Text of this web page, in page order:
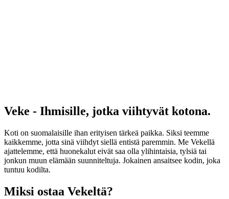
Veke - Ihmisille, jotka viihtyvät kotona.
Koti on suomalaisille ihan erityisen tärkeä paikka. Siksi teemme
kaikkemme, jotta sinä viihdyt siellä entistä paremmin. Me Vekellä
ajattelemme, että huonekalut eivät saa olla ylihintaisia, tylsiä tai
jonkun muun elämään suunniteltuja. Jokainen ansaitsee kodin, joka
tuntuu kodilta.
Miksi ostaa Vekeltä?